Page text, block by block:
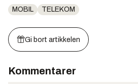
MOBIL TELEKOM
Gi bort artikkelen
Kommentarer